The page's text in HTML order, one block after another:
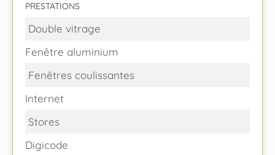
PRESTATIONS
Double vitrage
Fenêtre aluminium
Fenêtres coulissantes
Internet
Stores
Digicode